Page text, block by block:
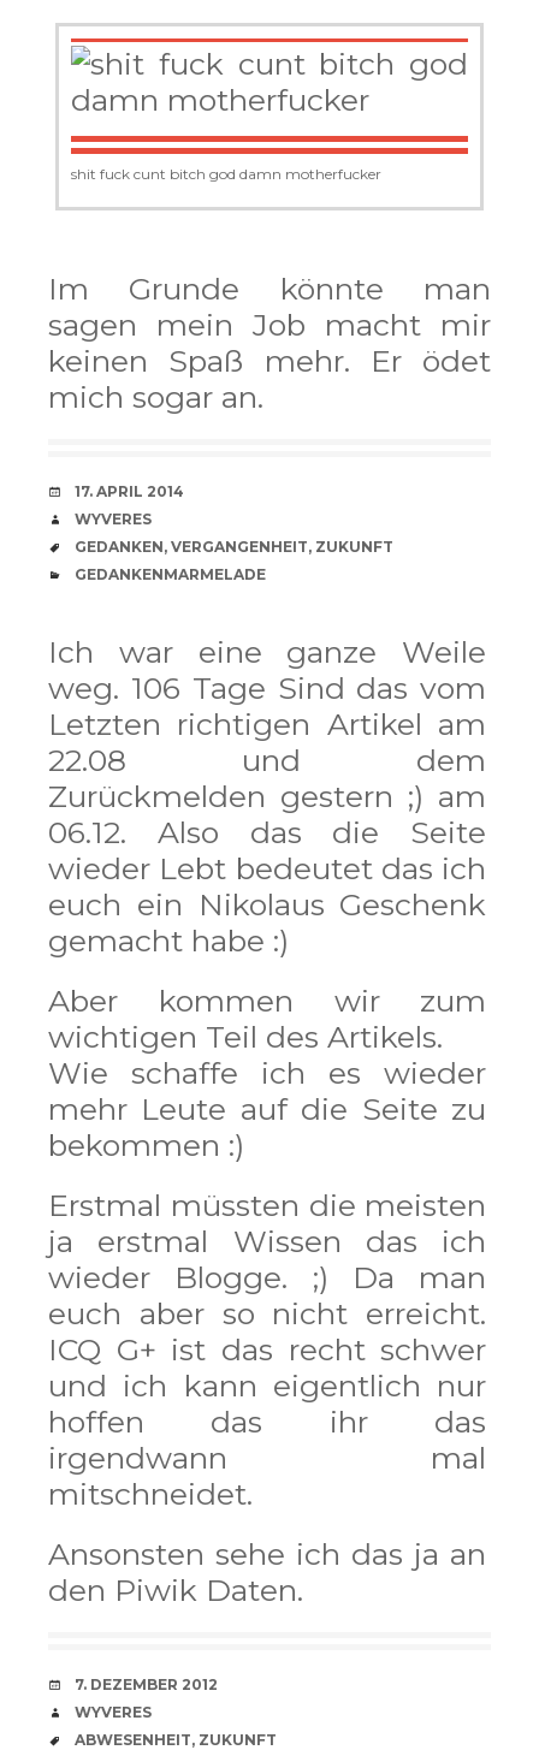
shit fuck cunt bitch god damn motherfucker
Im Grunde könnte man
sagen mein Job macht mir
keinen Spaß mehr. Er ödet
mich sogar an.
VERABREDUNG
17. APRIL 2014
VERFASSER
WYVERES
SCHLAGWÖRTER
GEDANKEN, VERGANGENHEIT, ZUKUNFT
CATEGORIES
GEDANKENMARMELADE
Ich war eine ganze Weile
weg. 106 Tage Sind das vom
Letzten richtigen Artikel am
22.08 und dem
Zurückmelden gestern ;) am
06.12. Also das die Seite
wieder Lebt bedeutet das ich
euch ein Nikolaus Geschenk
gemacht habe :)
Aber kommen wir zum
wichtigen Teil des Artikels.
Wie schaffe ich es wieder
mehr Leute auf die Seite zu
bekommen :)
Erstmal müssten die meisten
ja erstmal Wissen das ich
wieder Blogge. ;) Da man
euch aber so nicht erreicht.
ICQ G+ ist das recht schwer
und ich kann eigentlich nur
hoffen das ihr das
irgendwann mal
mitschneidet.
Ansonsten sehe ich das ja an
den Piwik Daten.
VERABREDUNG
7. DEZEMBER 2012
VERFASSER
WYVERES
SCHLAGWÖRTER
ABWESENHEIT, ZUKUNFT